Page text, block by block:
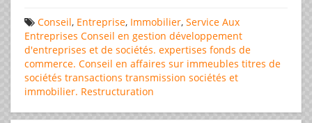
Conseil, Entreprise, Immobilier, Service Aux
Entreprises Conseil en gestion développement
d'entreprises et de sociétés. expertises fonds de
commerce. Conseil en affaires sur immeubles titres de
sociétés transactions transmission sociétés et
immobilier. Restructuration